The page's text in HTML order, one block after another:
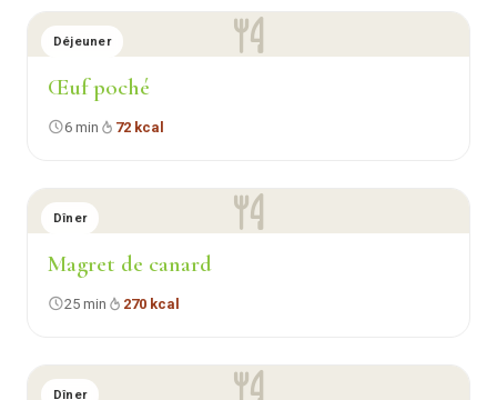
Déjeuner
Œuf poché
6 min 72 kcal
Dîner
Magret de canard
25 min 270 kcal
Dîner